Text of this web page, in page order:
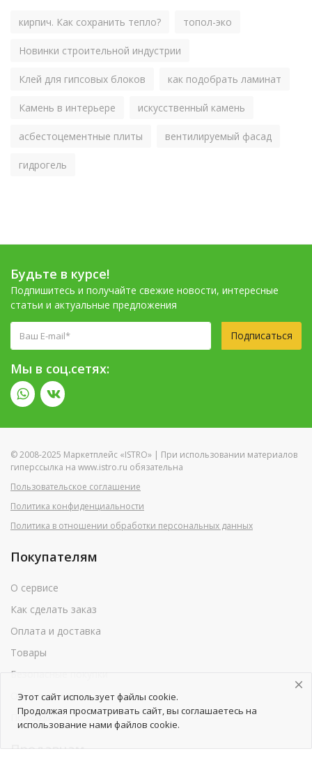
кирпич. Как сохранить тепло? топол-эко
Новинки строительной индустрии
Клей для гипсовых блоков как подобрать ламинат
Камень в интерьере искусственный камень
асбестоцементные плиты вентилируемый фасад
гидрогель
Будьте в курсе!
Подпишитесь и получайте свежие новости, интересные
статьи и актуальные предложения
Подписаться
Мы в соц.сетях:
© 2008-2025 Маркетплейс «ISTRO» | При использовании материалов
гиперссылка на www.istro.ru обязательна
Пользовательское соглашение
Политика конфиденциальности
Политика в отношении обработки персональных данных
Покупателям
О сервисе
Как сделать заказ
Оплата и доставка
Товары
Безопасные покупки
Обратная связь
Помощь
Продавцам
Этот сайт использует файлы cookie.
Продолжая просматривать сайт, вы соглашаетесь на
использование нами файлов cookie.